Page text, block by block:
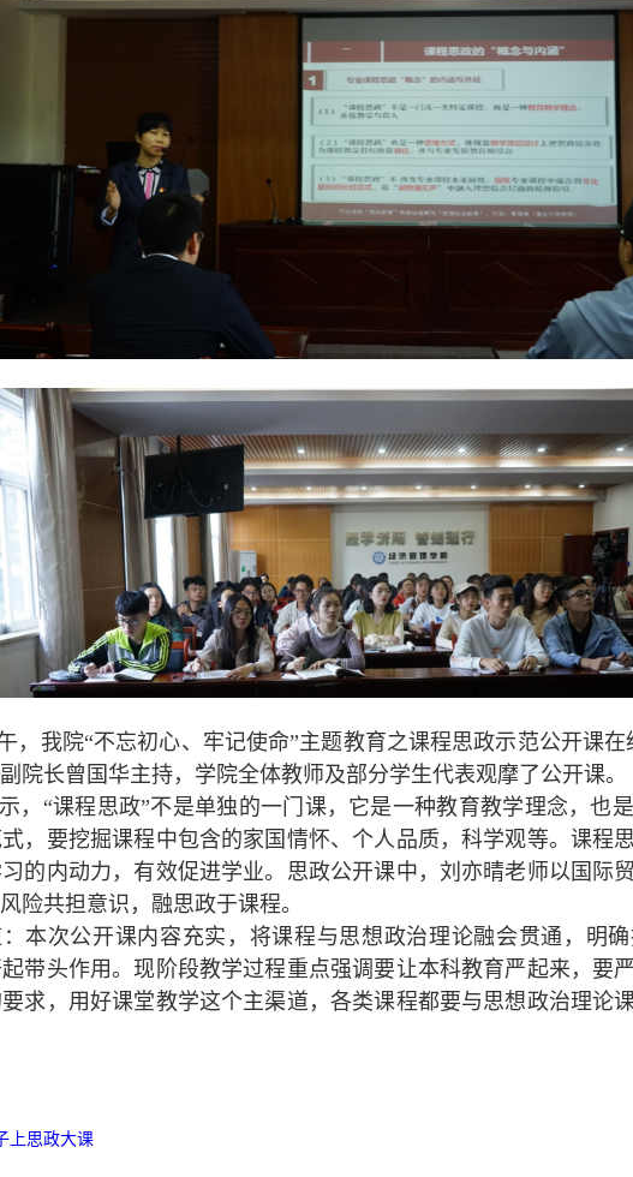
，我院“不忘初心、牢记使命”主题教育之课程思政示范公开课
院长曾国华主持，学院全体教师及部分学生代表观摩了公开课。
，“课程思政”不是单独的一门课，它是一种教育教学理念，也
，要挖掘课程中包含的家国情怀、个人品质，科学观等。课程
的内动力，有效促进学业。思政公开课中，刘亦晴老师以国际
险共担意识，融思政于课程。
本次公开课内容充实，将课程与思想政治理论融会贯通，明
带头作用。现阶段教学过程重点强调要让本科教育严起来，要
求，用好课堂教学这个主渠道，各类课程都要与思想政治理论
上思政大课